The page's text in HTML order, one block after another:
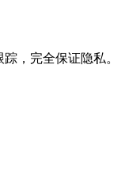
，完全保证隐私。